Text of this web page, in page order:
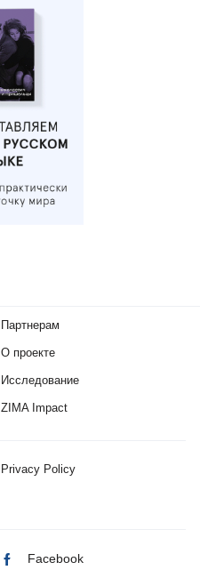
Партнерам
О проекте
Исследование
ZIMA Impact
Privacy Policy
Facebook